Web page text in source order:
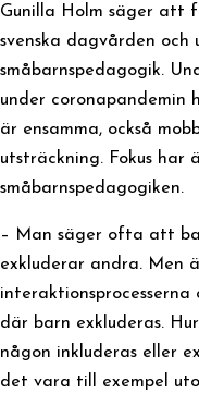
Gunilla Holm säger att
svenska dagvården och
småbarnspedagogik.
under
är ensamma, också
utsträckning. Fokus har
småbarnspedagogiken.
– Man säger ofta att
exkluderar andra. Men
där barn exkluderas.
någon inkluderas eller
det vara till exempel